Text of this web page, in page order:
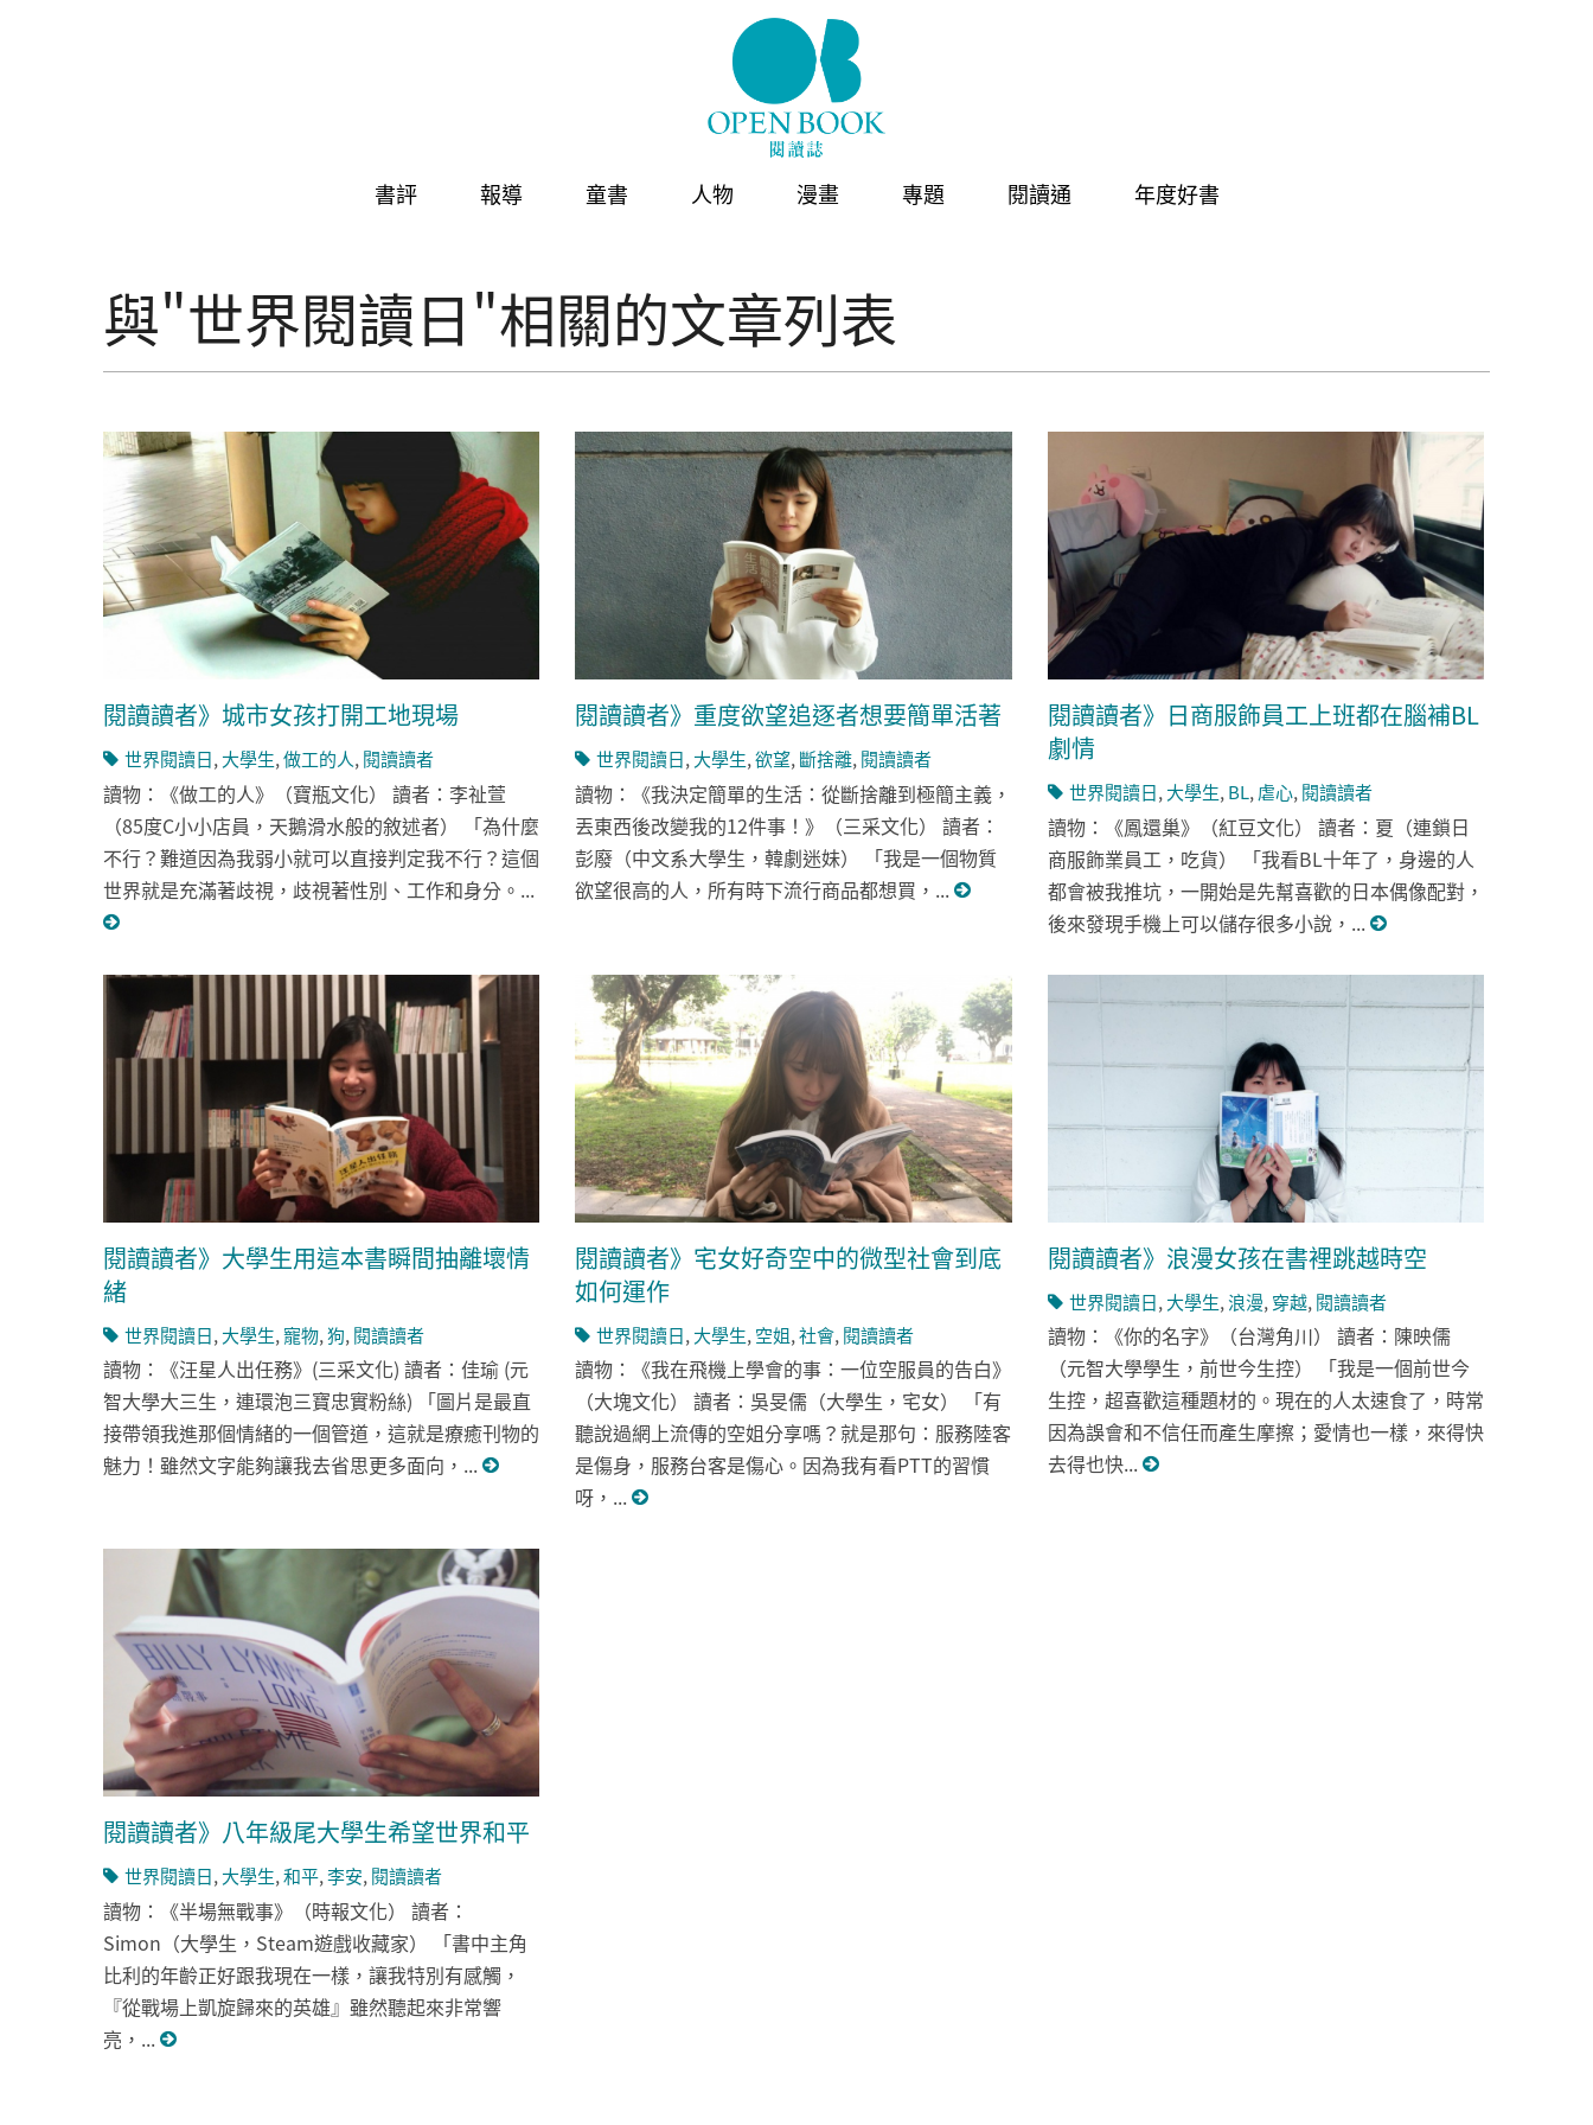
書評 報導 童書 人物 漫畫 專題 閱讀通 年度好書
與"世界閱讀日"相關的文章列表
閱讀讀者》城市女孩打開工地現場
世界閱讀日, 大學生,做工的人, 閱讀讀者
讀物：《做工的人》（寶瓶文化） 讀者：李祉萱
（85度C小小店員，天鵝滑水般的敘述者） 「為什麼
不行？難道因為我弱小就可以直接判定我不行？這個
世界就是充滿著歧視，歧視著性別、工作和身分。...
閱讀讀者》重度欲望追逐者想要簡單活著
世界閱讀日, 大學生,欲望, 斷捨離, 閱讀讀者
讀物：《我決定簡單的生活：從斷捨離到極簡主義，
丟東西後改變我的12件事！》（三采文化） 讀者：
彭廢（中文系大學生，韓劇迷妹） 「我是一個物質
欲望很高的人，所有時下流行商品都想買，...
閱讀讀者》日商服飾員工上班都在腦補BL
劇情
世界閱讀日, 大學生, BL, 虐心, 閱讀讀者
讀物：《鳳還巢》（紅豆文化） 讀者：夏（連鎖日
商服飾業員工，吃貨） 「我看BL十年了，身邊的人
都會被我推坑，一開始是先幫喜歡的日本偶像配對，
後來發現手機上可以儲存很多小說，...
閱讀讀者》大學生用這本書瞬間抽離壞情
緒
世界閱讀日, 大學生,寵物,狗, 閱讀讀者
讀物：《汪星人出任務》(三采文化) 讀者：佳瑜 (元
智大學大三生，連環泡三寶忠實粉絲) 「圖片是最直
接帶領我進那個情緒的一個管道，這就是療癒刊物的
魅力！雖然文字能夠讓我去省思更多面向，...
閱讀讀者》宅女好奇空中的微型社會到底
如何運作
世界閱讀日, 大學生, 空姐,社會, 閱讀讀者
讀物：《我在飛機上學會的事：一位空服員的告白》
（大塊文化） 讀者：吳旻儒（大學生，宅女） 「有
聽說過網上流傳的空姐分享嗎？就是那句：服務陸客
是傷身，服務台客是傷心。因為我有看PTT的習慣
呀，...
閱讀讀者》浪漫女孩在書裡跳越時空
世界閱讀日, 大學生,浪漫, 穿越, 閱讀讀者
讀物：《你的名字》（台灣角川） 讀者：陳映儒
（元智大學學生，前世今生控） 「我是一個前世今
生控，超喜歡這種題材的。現在的人太速食了，時常
因為誤會和不信任而產生摩擦；愛情也一樣，來得快
去得也快...
閱讀讀者》八年級尾大學生希望世界和平
世界閱讀日, 大學生,和平,李安, 閱讀讀者
讀物：《半場無戰事》（時報文化） 讀者：
Simon（大學生，Steam遊戲收藏家） 「書中主角
比利的年齡正好跟我現在一樣，讓我特別有感觸，
『從戰場上凱旋歸來的英雄』雖然聽起來非常響
亮，...